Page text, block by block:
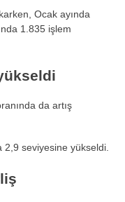
Ocak ayında
1.835 işlem
da artış
2,9 seviyesine yükseldi.